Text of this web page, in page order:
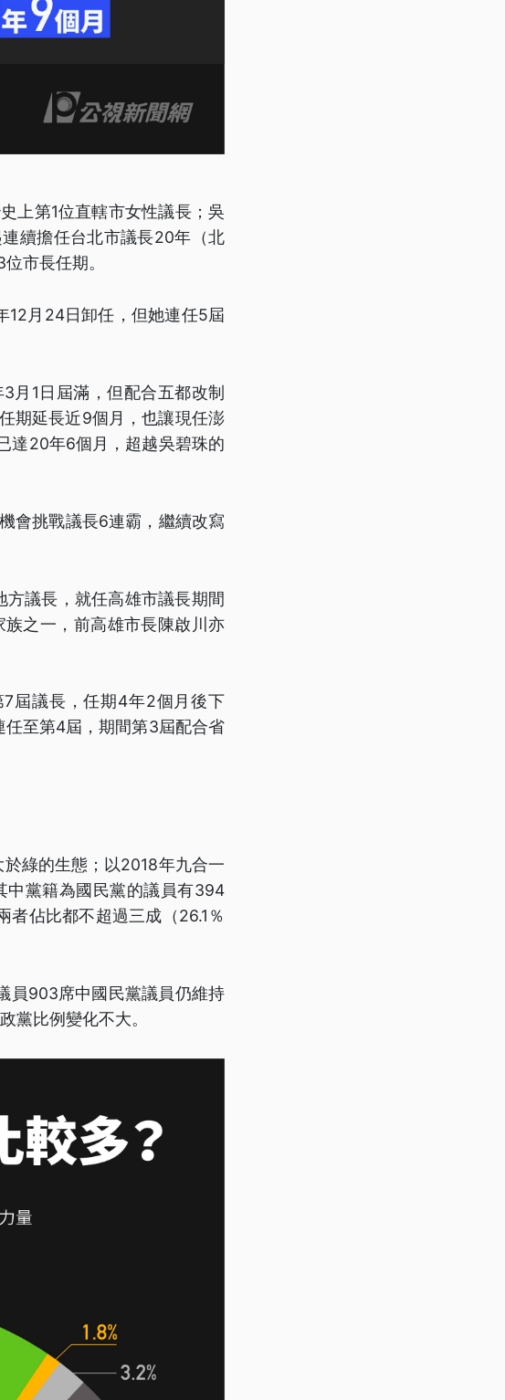
上第1位直轄市女性議長；吳
續擔任台北市議長20年（北
市長任期。
12月24日卸任，但她連任5屆
月1日屆滿，但配合五都改制
期延長近9個月，也讓現任澎
達20年6個月，超越吳碧珠的
會挑戰議長6連霸，繼續改寫
議長，就任高雄市議長期間
之一，前高雄市長陳啟川亦
屆議長，任期4年2個月後下
至第4屆，期間第3屆配合省
綠的生態；以2018年九合一
中黨籍為國民黨的議員有394
佔比都不超過三成（26.1％
員903席中國民黨議員仍維持
黨比例變化不大。